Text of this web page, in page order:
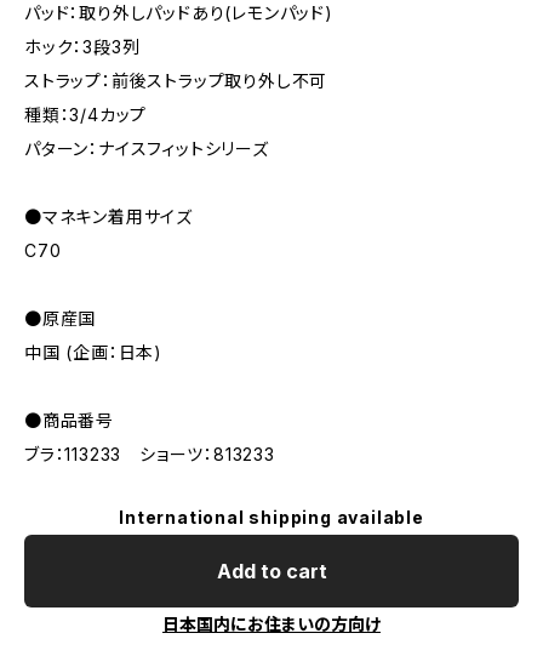
パッド：取り外しパッドあり(レモンパッド)
ホック：3段3列
ストラップ：前後ストラップ取り外し不可
種類：3/4カップ
パターン：ナイスフィットシリーズ
●マネキン着用サイズ
C70
●原産国
中国 (企画：日本)
●商品番号
ブラ：113233 ショーツ：813233
International shipping available
Add to cart
日本国内にお住まいの方向け